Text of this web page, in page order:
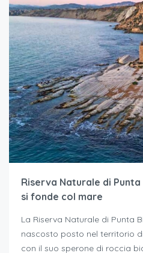
Riserva Naturale di
si fonde col mare
La Riserva Naturale di Punta
nascosto posto nel territorio
con il suo sperone di roccia